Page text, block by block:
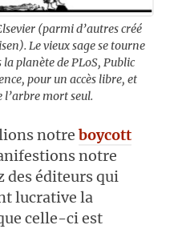
(parmi d’autres créé
Le vieux sage se tourne
la planète de PLoS, Public
pour un accès libre, et
l’arbre mort seul.
notre boycott
notre
des éditeurs qui
lucrative la
celle-ci est